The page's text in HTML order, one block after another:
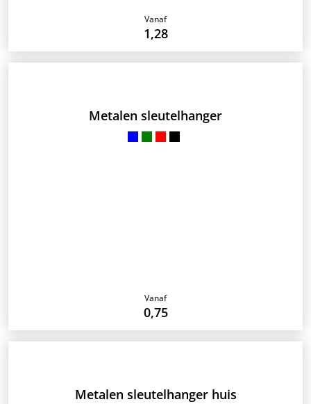
Vanaf
1,28
Metalen sleutelhanger
Vanaf
0,75
Metalen sleutelhanger huis